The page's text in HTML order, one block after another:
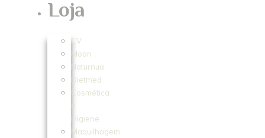
Loja
CV
Moon
Naturnua
Dietmed
Cosmética
e
Higiene
Maquilhagem